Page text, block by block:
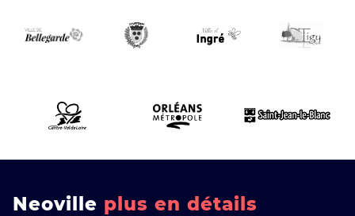
Neoville plus en détails